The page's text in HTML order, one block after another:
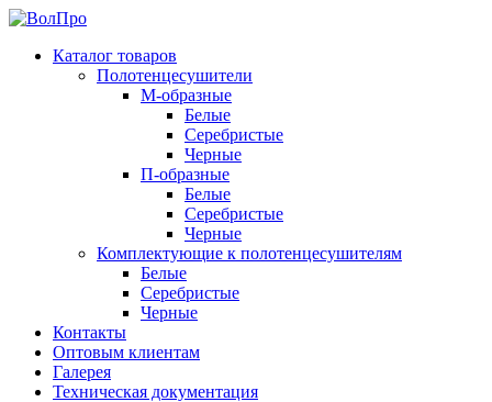
Каталог товаров
Полотенцесушители
М-образные
Белые
Серебристые
Черные
П-образные
Белые
Серебристые
Черные
Комплектующие к полотенцесушителям
Белые
Серебристые
Черные
Контакты
Оптовым клиентам
Галерея
Техническая документация